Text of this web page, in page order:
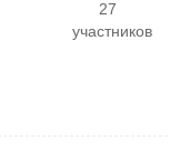
27
участников